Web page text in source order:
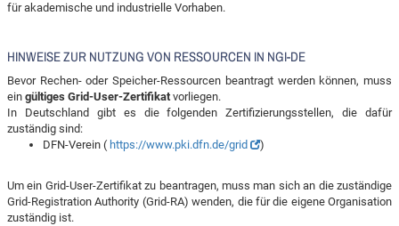
für akademische und industrielle Vorhaben.
HINWEISE ZUR NUTZUNG VON RESSOURCEN IN NGI-DE
Bevor Rechen- oder Speicher-Ressourcen beantragt werden können, muss
ein gültiges Grid-User-Zertifikatvorliegen.
In Deutschland gibt es die folgenden Zertifizierungsstellen, die dafür
zuständig sind:
DFN-Verein ( https://www.pki.dfn.de/grid )
Um ein Grid-User-Zertifikat zu beantragen, muss man sich an die zuständige
Grid-Registration Authority (Grid-RA) wenden, die für die eigene Organisation
zuständig ist.